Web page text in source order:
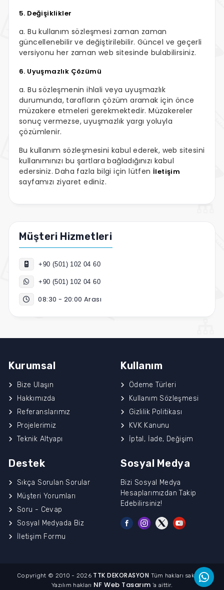
5. Değişiklikler
a. Bu kullanım sözleşmesi zaman zaman
güncellenebilir ve değiştirilebilir. Güncel ve geçerli
versiyonu her zaman web sitesinde bulabilirsiniz.
6. Uyuşmazlık Çözümü
a. Bu sözleşmenin ihlali veya uyuşmazlık
durumunda, tarafların çözüm aramak için önce
müzakere etmeleri gerekmektedir. Müzakereler
sonuç vermezse, uyuşmazlık yargı yoluyla
çözümlenir.
Bu kullanım sözleşmesini kabul ederek, web sitesini
kullanımınızı bu şartlara bağladığınızı kabul
edersiniz. Daha fazla bilgi için lütfen İletişim
sayfamızı ziyaret ediniz.
Müşteri Hizmetleri
+90 (501) 102 04 60
+90 (501) 102 04 60
08:30 - 20:00 Arası
Kurumsal
Bize Ulaşın
Hakkımızda
Referanslarımız
Projelerimiz
Teknik Altyapı
Kullanım
Ödeme Türleri
Kullanım Sözleşmesi
Gizlilik Politikası
KVK Kanunu
İptal, İade, Değişim
Destek
Sıkça Sorulan Sorular
Müşteri Yorumları
Soru - Cevap
Sosyal Medyada Biz
İletişim Formu
Sosyal Medya
Bizi Sosyal Medya
Hesaplarımızdan Takip
Edebilirsiniz!
Copyright © 2010 - 2026 TTK DEKORASYON Tüm hakları saklıdır.
Yazılım hakları NF Web Tasarım ’a aittir.